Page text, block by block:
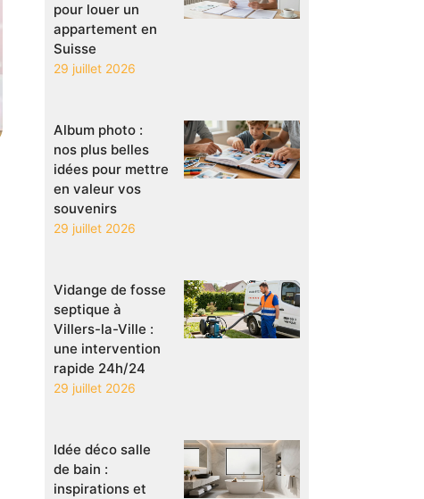
pour louer un
appartement en
Suisse
29 juillet 2026
Album photo :
nos plus belles
idées pour mettre
en valeur vos
souvenirs
29 juillet 2026
Vidange de fosse
septique à
Villers-la-Ville :
une intervention
rapide 24h/24
29 juillet 2026
Idée déco salle
de bain :
inspirations et